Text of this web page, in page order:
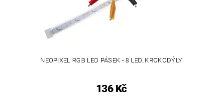
NEOPIXEL RGB LED PÁSEK - 8 LED, KROKODÝLY
136 Kč